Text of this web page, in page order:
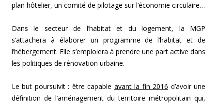
plan hôtelier, un comité de pilotage sur l’économie circulaire…
Dans le secteur de l’habitat et du logement, la MGP
s’attachera à élaborer un programme de l’habitat et de
l’hébergement. Elle s’emploiera à prendre une part active dans
les politiques de rénovation urbaine.
Le but poursuivit : être capable avant la fin 2016 d’avoir une
définition de l’aménagement du territoire métropolitain qui,